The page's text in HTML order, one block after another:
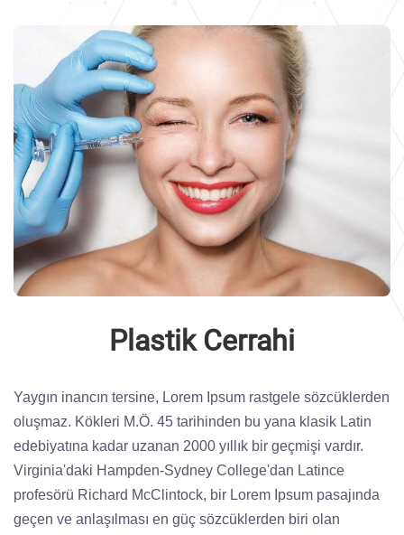
Plastik Cerrahi
Yaygın inancın tersine, Lorem Ipsum rastgele sözcüklerden
oluşmaz. Kökleri M.Ö. 45 tarihinden bu yana klasik Latin
edebiyatına kadar uzanan 2000 yıllık bir geçmişi vardır.
Virginia'daki Hampden-Sydney College'dan Latince
profesörü Richard McClintock, bir Lorem Ipsum pasajında
geçen ve anlaşılması en güç sözcüklerden biri olan